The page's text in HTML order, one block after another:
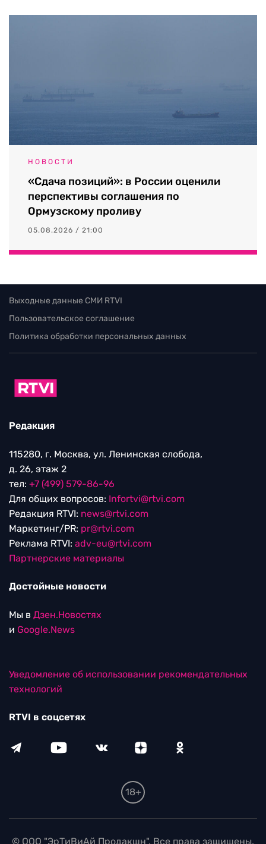
НОВОСТИ
«Сдача позиций»: в России оценили
перспективы соглашения по
Ормузскому проливу
05.08.2026 / 21:00
Выходные данные СМИ RTVI
Пользовательское соглашение
Политика обработки персональных данных
Редакция
115280, г. Москва, ул. Ленинская слобода,
д. 26, этаж 2
тел: +7 (499) 579-86-96
Для общих вопросов: Infortvi@rtvi.com
Редакция RTVI: news@rtvi.com
Маркетинг/PR: pr@rtvi.com
Реклама RTVI: adv-eu@rtvi.com
Партнерские материалы
Достойные новости
Мы в Дзен.Новостях
и Google.News
Уведомление об использовании рекомендательных
технологий
RTVI в соцсетях
18+
© ООО "ЭрТиВиАй Продакшн". Все права защищены.